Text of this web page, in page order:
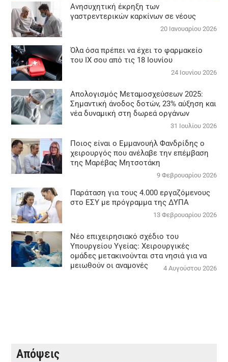
Aνησυχητική έκρηξη των
γαστρεντερικών καρκίνων σε νέους
20 Ιανουαρίου 2026
Όλα όσα πρέπει να έχει το φαρμακείο
του ΙΧ σου από τις 18 Ιουνίου
24 Ιουνίου 2026
Απολογισμός Μεταμοσχεύσεων 2025:
Σημαντική άνοδος δοτών, 23% αύξηση και
νέα δυναμική στη δωρεά οργάνων
31 Ιουλίου 2026
Ποιος είναι ο Εμμανουήλ Φανδρίδης ο
χειρουργός που ανέλαβε την επέμβαση
της Μαρέβας Μητσοτάκη
9 Φεβρουαρίου 2026
Παράταση για τους 4.000 εργαζόμενους
στο ΕΣΥ με πρόγραμμα της ΔΥΠΑ
13 Φεβρουαρίου 2026
Νέο επιχειρησιακό σχέδιο του
Υπουργείου Υγείας: Χειρουργικές
ομάδες μετακινούνται στα νησιά για να
μειωθούν οι αναμονές
4 Αυγούστου 2026
Απόψεις